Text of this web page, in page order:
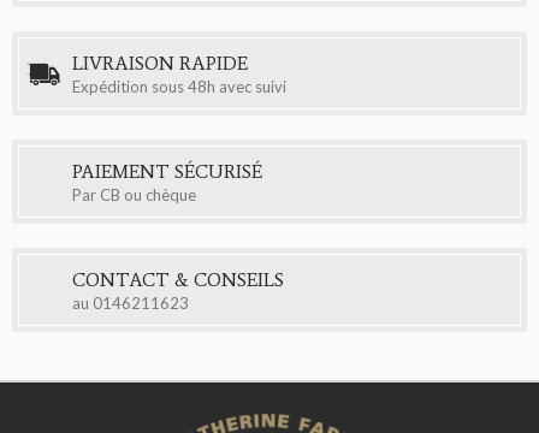
LIVRAISON RAPIDE
Expédition sous 48h avec suivi
PAIEMENT SÉCURISÉ
Par CB ou chèque
CONTACT & CONSEILS
au 0146211623